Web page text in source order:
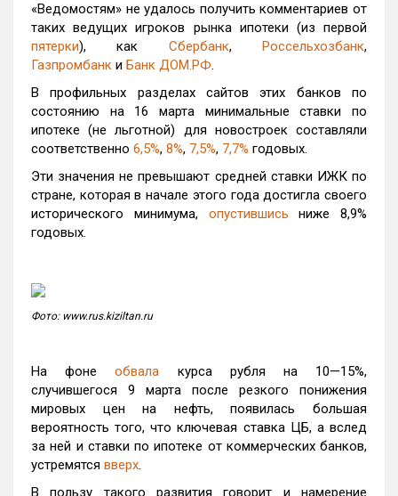
«Ведомостям» не удалось получить комментариев от
таких ведущих игроков рынка ипотеки (из первой
пятерки), как Сбербанк,Россельхозбанк,
Газпромбанк и Банк ДОМ.РФ.
В профильных разделах сайтов этих банков по
состоянию на 16 марта минимальные ставки по
ипотеке (не льготной) для новостроек составляли
соответственно 6,5%, 8%, 7,5%, 7,7% годовых.
Эти значения не превышают средней ставки ИЖК по
стране, которая в начале этого года достигла своего
исторического минимума, опустившись ниже 8,9%
годовых.
Фото: www.rus.kiziltan.ru
На фонеобвала курса рубля на 10—15%,
случившегося 9 марта после резкого понижения
мировых цен на нефть, появилась большая
вероятность того, что ключевая ставка ЦБ, а вслед
за ней и ставки по ипотеке от коммерческих банков,
устремятся вверх.
В пользу такого развития говорит и намерение